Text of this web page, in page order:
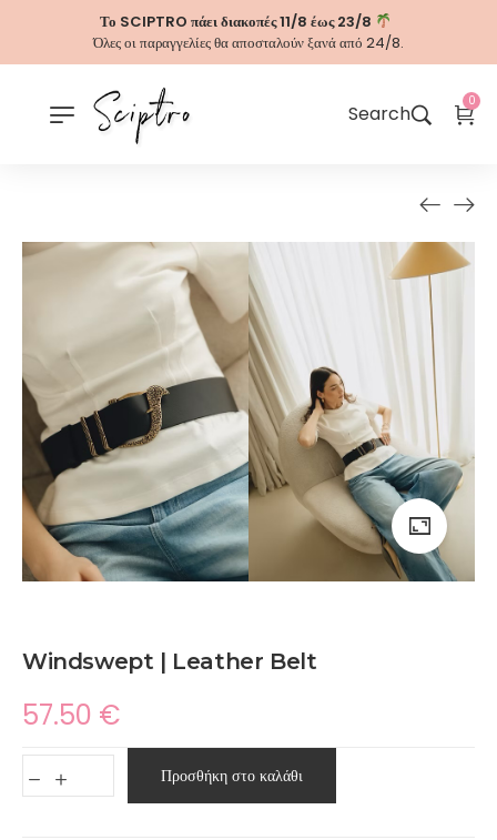
Το SCIPTRO πάει διακοπές 11/8 έως 23/8
Όλες οι παραγγελίες θα αποσταλούν ξανά από 24/8.
Search
0
Windswept | Leather Belt
57.50 €
Προσθήκη στο καλάθι